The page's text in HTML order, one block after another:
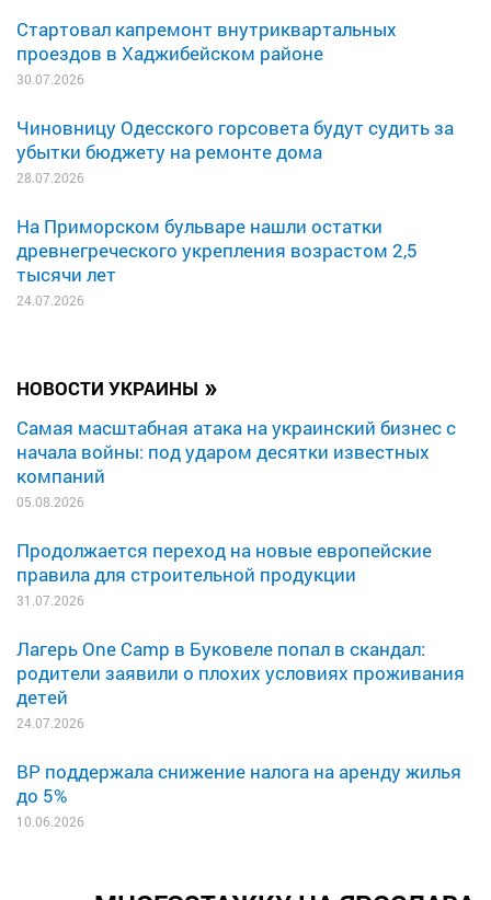
Стартовал капремонт внутриквартальных
проездов в Хаджибейском районе
30.07.2026
Чиновницу Одесского горсовета будут судить за
убытки бюджету на ремонте дома
28.07.2026
На Приморском бульваре нашли остатки
древнегреческого укрепления возрастом 2,5
тысячи лет
24.07.2026
НОВОСТИ УКРАИНЫ »
Самая масштабная атака на украинский бизнес с
начала войны: под ударом десятки известных
компаний
05.08.2026
Продолжается переход на новые европейские
правила для строительной продукции
31.07.2026
Лагерь One Camp в Буковеле попал в скандал:
родители заявили о плохих условиях проживания
детей
24.07.2026
ВР поддержала снижение налога на аренду жилья
до 5%
10.06.2026